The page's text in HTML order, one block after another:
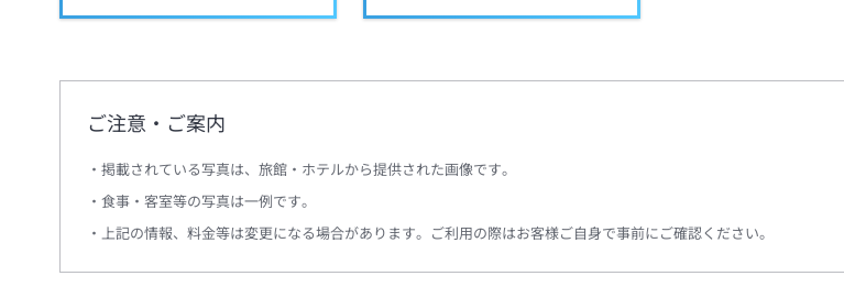
ご注意・ご案内
掲載されている写真は、旅館・ホテルから提供された画像です。
食事・客室等の写真は一例です。
上記の情報、料金等は変更になる場合があります。ご利用の際はお客様ご自身で事前にご確認ください。